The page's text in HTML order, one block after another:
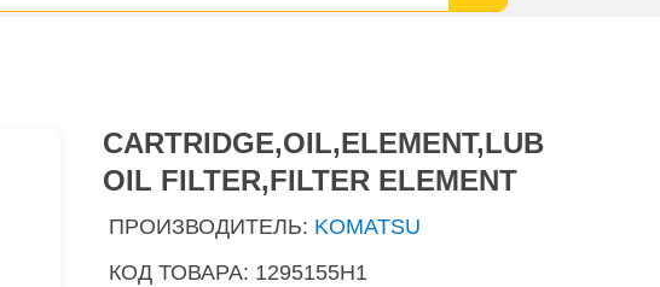
CARTRIDGE,OIL,ELEMENT,LUB
OIL FILTER,FILTER ELEMENT
ПРОИЗВОДИТЕЛЬ: KOMATSU
КОД ТОВАРА: 1295155H1